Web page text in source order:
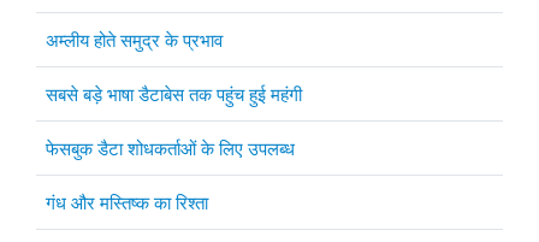
अम्लीय होते समुद्र के प्रभाव
सबसे बड़े भाषा डैटाबेस तक पहुंच हुई महंगी
फेसबुक डैटा शोधकर्ताओं के लिए उपलब्ध
गंध और मस्तिष्क का रिश्ता